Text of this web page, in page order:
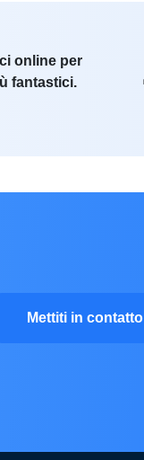
online per
fantastici.
Mettiti in contatto